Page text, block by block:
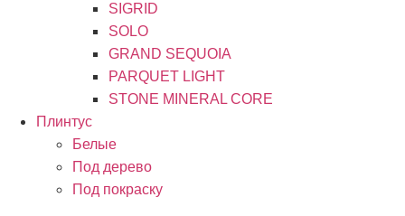
SIGRID
SOLO
GRAND SEQUOIA
PARQUET LIGHT
STONE MINERAL CORE
Плинтус
Белые
Под дерево
Под покраску